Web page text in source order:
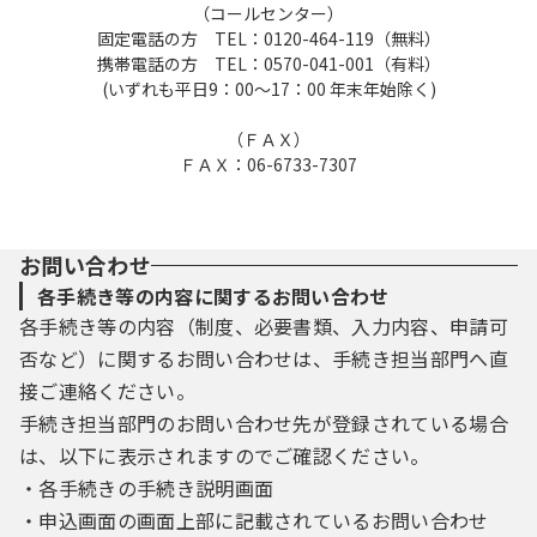
ルアドレスへＵＲＬを送信します。利用者
は、メールに記載されているＵＲＬにアクセ
スすることで、本登録を行います。
（４）利用者が登録した情報は、構成団体に
おいて管理されます。
（５）利用者は、登録した利用者情報を使用
ＧビズＩＤサービスによりログインする場合
は、ＧビズＩＤサービスに登録された利用者
情報を取得して本システムでも使用します。
なお、手続により利用できるＧビズＩＤアカ
ウントの種別を限定することがあります。
（７）ＬＩＮＥ連携が利用できる構成団体
で、構成団体のＬＩＮＥ公式アカウントの電
子申請にログインする場合は、ＬＩＮＥに登
録された利用者情報を取得して本システムで
も使用します。
（コールセンター）
固定電話の方 TEL：0120-464-119（無料）
携帯電話の方 TEL：0570-041-001（有料）
(いずれも平日9：00～17：00 年末年始除く)
（ＦＡＸ）
ＦＡＸ：06-6733-7307
お問い合わせ
各手続き等の内容に関するお問い合わせ
各手続き等の内容（制度、必要書類、入力内容、申請可
否など）に関するお問い合わせは、手続き担当部門へ直
接ご連絡ください。
手続き担当部門のお問い合わせ先が登録されている場合
は、以下に表示されますのでご確認ください。
・各手続きの手続き説明画面
・申込画面の画面上部に記載されているお問い合わせ